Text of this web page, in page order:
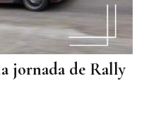
jornada de Rally